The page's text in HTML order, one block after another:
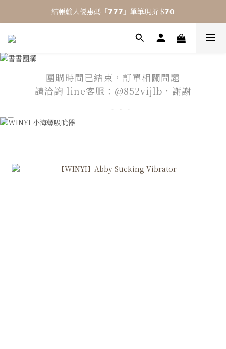
⎯ 𝟴 月活動 WINYI 七夕愉悅月⎯
結帳輸入優惠碼「𝟳𝟳𝟳」單筆現折 $𝟳𝟬
⎯ 𝟴 月活動 WINYI 七夕愉悅月⎯
團購時間已結束，訂單相關問題
請洽詢 line客服：@852vijlb，謝謝